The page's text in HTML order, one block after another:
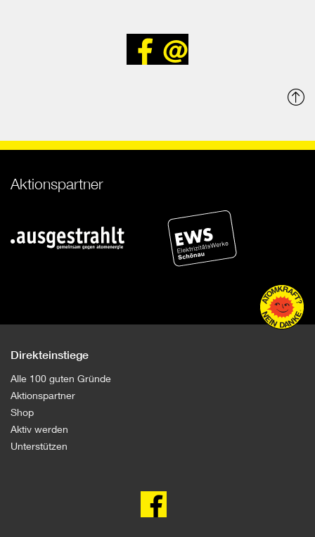
Bei
Facebook
Aktionspartner
Direkteinstiege
Alle 100 guten Gründe
Aktionspartner
Shop
Aktiv werden
Unterstützen